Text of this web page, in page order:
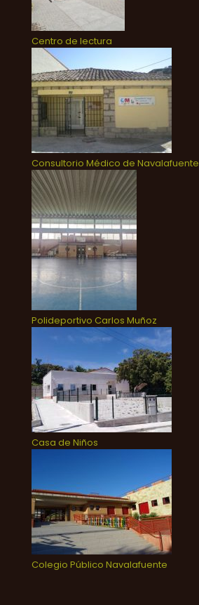
Centro de lectura
Consultorio Médico de Navalafuente
Polideportivo Carlos Muñoz
Casa de Niños
Colegio Público Navalafuente